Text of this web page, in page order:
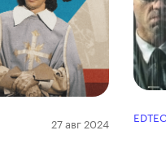
27 авг 2024